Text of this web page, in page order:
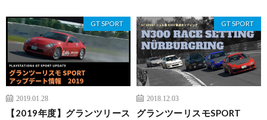
GT SPORT
2019.01.28
【2019年度】グランツリース
GT SPORT
2018.12.03
グランツーリスモSPORT